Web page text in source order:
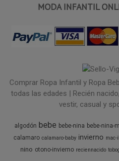
MODA INFANTIL
Comprar Ropa Infantil y Ropa
todas las edades | Recién
vestir, casual y
algodón bebe bebe-nina bebe-nina-
calamaro calamaro-baby invierno mac-
nino otono-invierno reciennacido